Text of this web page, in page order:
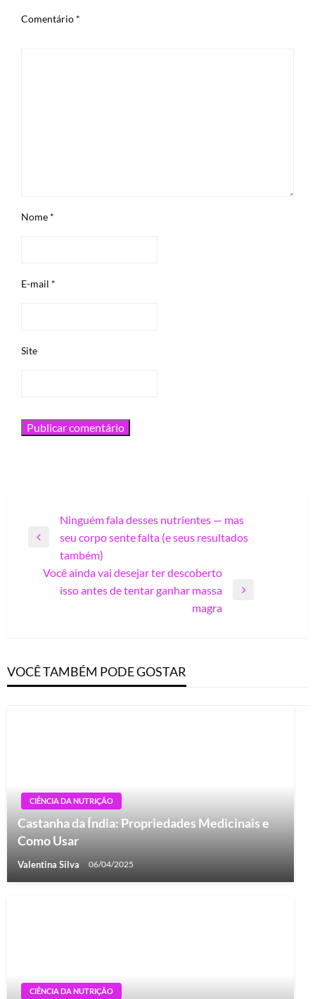
Comentário *
Nome *
E-mail *
Site
Navegação
de
Previous
Ninguém fala desses nutrientes — mas
seu corpo sente falta (e seus resultados
também)
Você ainda vai desejar ter descoberto
isso antes de tentar ganhar massa
magra
VOCÊ TAMBÉM PODE GOSTAR
CIÊNCIA DA NUTRIÇÃO
Castanha da Índia: Propriedades Medicinais e
Como Usar
Valentina Silva 06/04/2025
CIÊNCIA DA NUTRIÇÃO